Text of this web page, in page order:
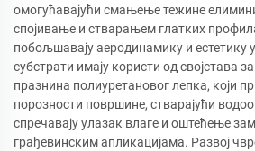
омогућавајући смањење тежине
спојивање и стварањем глатких
побољшавају аеродинамику и естетику
субстрати имају користи од својстава
празнина полиуретановог лепка, који
порозности површине, стварајући
спречавају улазак влаге и оштећење
грађевинским апликацијама. Развој